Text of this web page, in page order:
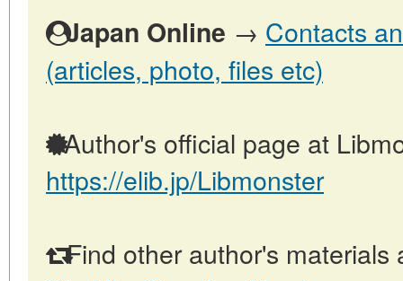
Japan Online → Contacts
(articles, photo, files etc)
Author's official page at
https://elib.jp/Libmonster
Find other author's materials